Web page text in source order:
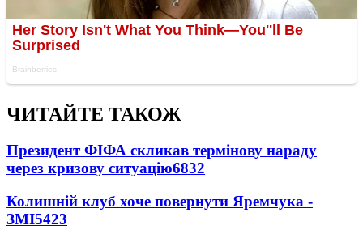
ЧИТАЙТЕ ТАКОЖ
Президент ФІФА скликав термінову нараду
через кризову ситуацію6832
Колишній клуб хоче повернути Яремчука -
ЗМІ5423